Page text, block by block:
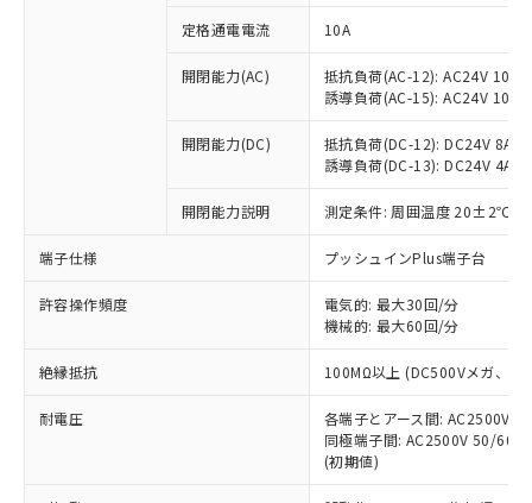
定格通電電流 10A
開閉能力(AC)
抵抗負荷(AC-12): AC24V 10A/
誘導負荷(AC-15): AC24V
開閉能力(DC)
抵抗負荷(DC-12): DC24V 8A/
誘導負荷(DC-13): DC24V 4A/
開閉能力説明 測定条件: 周囲温度 20±2℃、
端子仕様 プッシュインPlus端子台
許容操作頻度
電気的: 最大30回/分
機械的: 最大60回/分
絶縁抵抗 100MΩ以上 (DC500Vメガ、点
耐電圧
各端子とアース間: AC2500V
同極端子間: AC2500V 50/
(初期値)
ご利用条件
以下の条件をお読みいただき、同意のうえ
ご利用ください。
本サービスは、当社制御機器事業取扱
商品の当社在庫状況および標準価格
(税抜)を提供させていただくもので
当社制御機器事業取扱商品の中には、
本サービスの対象外となる商品もある
ことをご了承ください。
在庫状況および標準価格照会結果は、
記載している更新日時点での社内デー
タに基づき作成されるものであり、閲
覧された時点での実際の在庫および標
準価格とは異なる場合があることをご
対応予定：EU RoHS指令（10物質）の非含
有に対応した製品に切り替える予定のある
対応予定なし：EU RoHS指令（10物質）の
非含有に非対応の商品で、対応品を出す予
定はありません。
調査・確認中：EU RoHS指令（10物質）の
非含有の対応状況を調査中または確認中の
非該当品：ライセンス料など無形物で、有
害物質有無と関係のない商品です。
仕入先様の事情により、非含有部品として
いたものが、含有品と判明した場合などや
むを得ず変更することがあります。
鉛(Pb) 1000ppm以下、 水銀(Hg) 1000ppm以下、 カド
六価クロム(Cr(Ⅵ)) 1000ppm以下、ポリ臭化ビフェニル
類(PBB) 1000ppm以下、ポリ臭化ジフェニルエーテル類
(PBDE) 1000ppm以下、フタル酸ビス(2-エチルヘキシ
※1 中国RoHS○×表
「○」：最大均質材料含有率が中国RoHSの
基準値以下であることを示します。
「×」：最大均質材料含有率が中国RoHSの
基準値を超えていることを示します。
「－」：未確認です。当社販売部門へお問
い合わせください。
*中国RoHS10物質の基準値 (GB/T26572)：
Pb(鉛) :1000ppm、 Hg(水銀) : 1000ppm、 Cd(カドミウ
Cr(Ⅵ)(六価クロム) : 1000ppm、 PBBs(ポリ臭化ビフェ
当社は、これら貴社製品のうち、外国
為替および外国貿易法に定める商品
（以下｢規制貨物等」という）を輸出
国政府の輸出許可(または役務取引許
可)を取得するなどの必要な手続きを